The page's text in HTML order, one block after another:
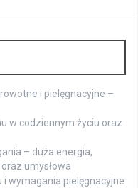
i pielęgnacyjne –
w codziennym życiu oraz
– duża energia,
umysłowa
wymagania pielęgnacyjne